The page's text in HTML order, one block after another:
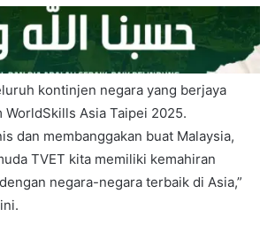
kontinjen negara yang berjaya
Asia Taipei 2025.
dan membanggakan buat Malaysia,
TVET kita memiliki kemahiran
negara-negara terbaik di Asia,”